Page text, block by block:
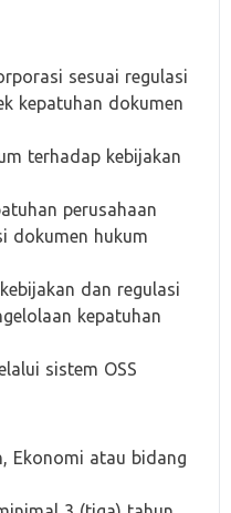
sesuai regulasi
kepatuhan dokumen
terhadap kebijakan
perusahaan
dokumen hukum
dan regulasi
kepatuhan
sistem OSS
Ekonomi atau bidang